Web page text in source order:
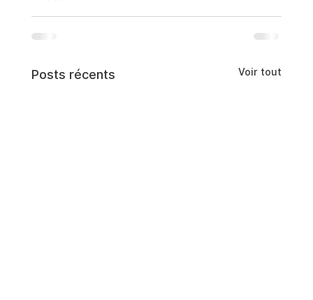
Posts récents Voir tout